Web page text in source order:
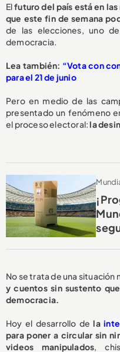
Elfuturo del país está en
que este fin de semana
de las elecciones, uno
democracia.
Lea también: “Vota con
para el 21 de junio
Pero en medio de las
presentado un fenómeno
el proceso electoral:la
No se trata de una situación
y cuentos sin sustento
democracia.
Hoy el desarrollo de la
para poner a circular sin
videos manipulados,